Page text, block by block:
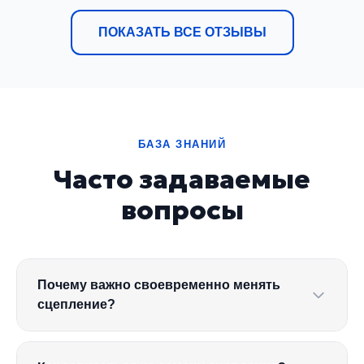
ПОКАЗАТЬ ВСЕ ОТЗЫВЫ
БАЗА ЗНАНИЙ
Часто задаваемые
вопросы
Почему важно своевременно менять
сцепление?